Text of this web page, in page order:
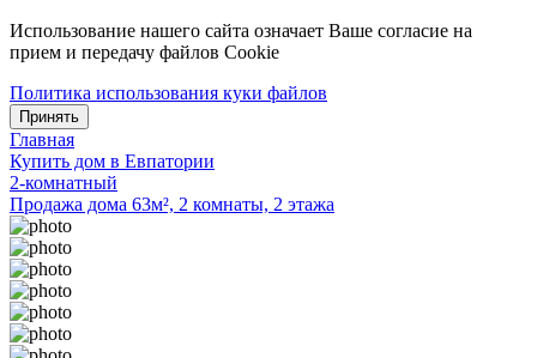
Использование нашего сайта означает Ваше согласие на
прием и передачу файлов Cookie
Политика использования куки файлов
Принять
Главная
Купить дом в Евпатории
2-комнатный
Продажа дома 63м², 2 комнаты, 2 этажа